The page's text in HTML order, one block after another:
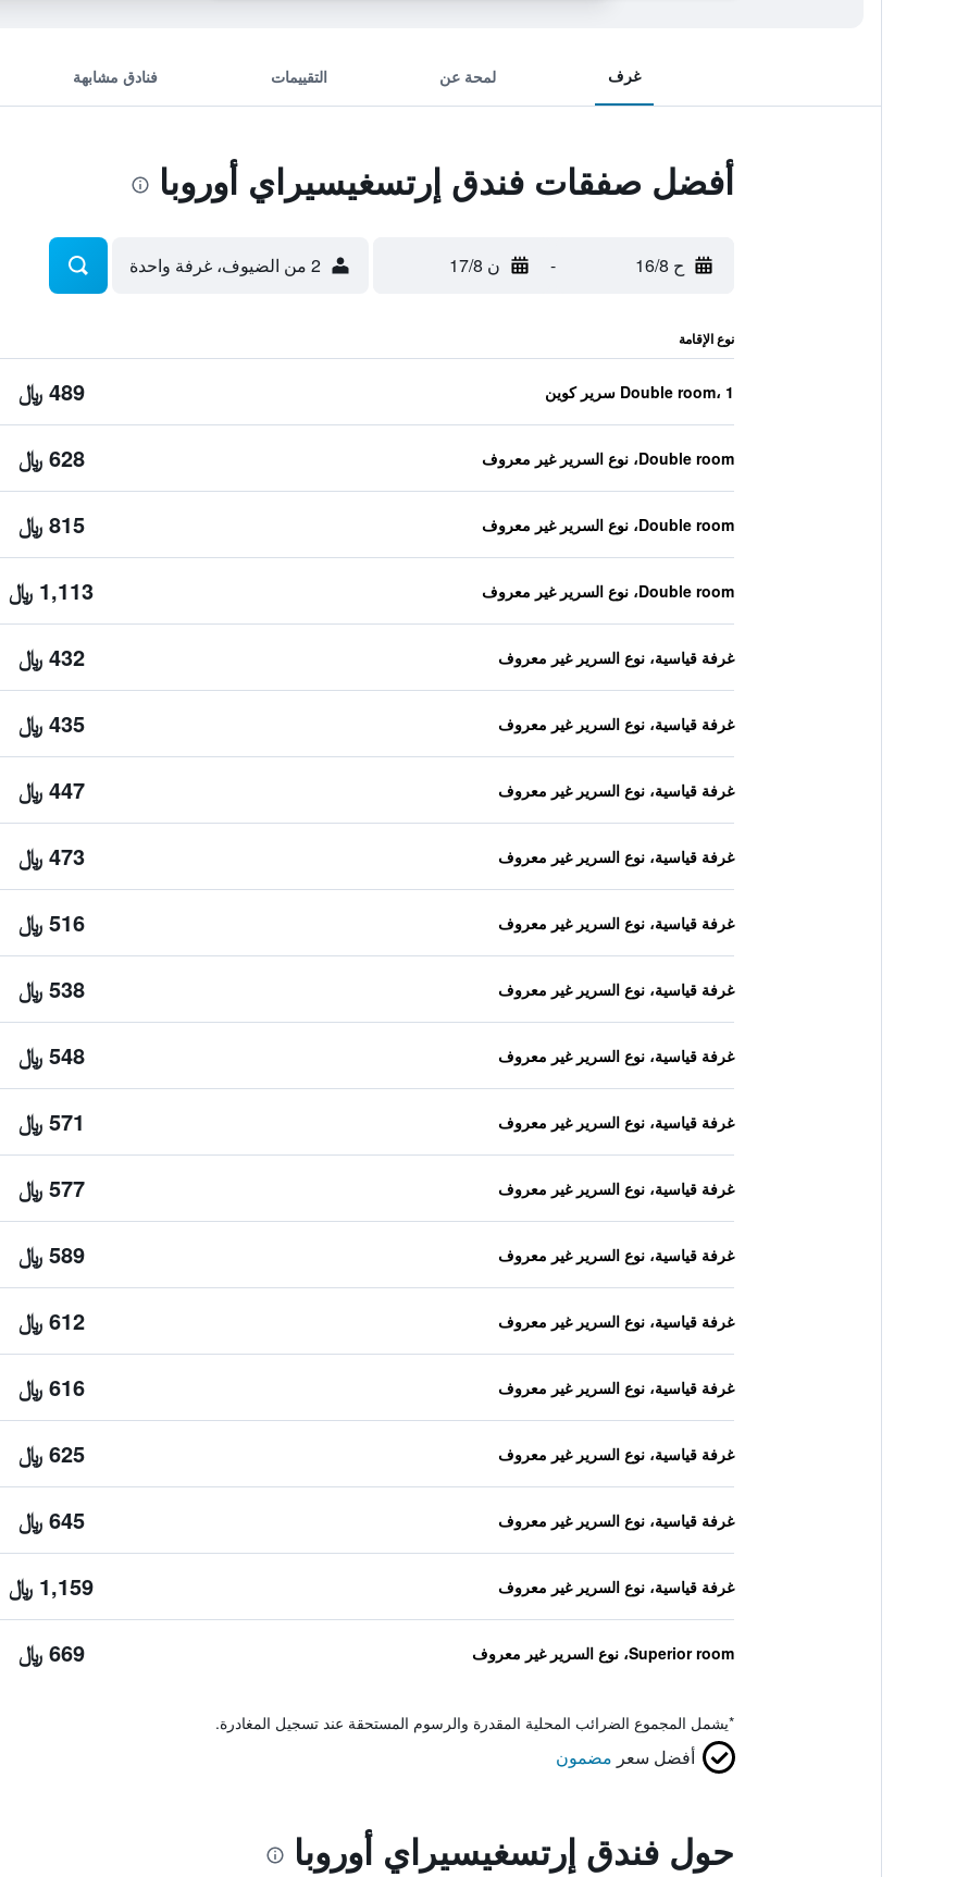
غرف لمحة عن التقييمات فنادق مشابهة
أفضل صفقات فندق إرتسغيسيراي أوروبا
ح 16/8 - ن 17/8 2 من الضيوف، غرفة واحدة
نوع الإقامة
Double room، 1 سرير كوين 489 ﷼
Double room، نوع السرير غير معروف 628 ﷼
Double room، نوع السرير غير معروف 815 ﷼
Double room، نوع السرير غير معروف 1,113 ﷼
غرفة قياسية، نوع السرير غير معروف 432 ﷼
غرفة قياسية، نوع السرير غير معروف 435 ﷼
غرفة قياسية، نوع السرير غير معروف 447 ﷼
غرفة قياسية، نوع السرير غير معروف 473 ﷼
غرفة قياسية، نوع السرير غير معروف 516 ﷼
غرفة قياسية، نوع السرير غير معروف 538 ﷼
غرفة قياسية، نوع السرير غير معروف 548 ﷼
غرفة قياسية، نوع السرير غير معروف 571 ﷼
غرفة قياسية، نوع السرير غير معروف 577 ﷼
غرفة قياسية، نوع السرير غير معروف 589 ﷼
غرفة قياسية، نوع السرير غير معروف 612 ﷼
غرفة قياسية، نوع السرير غير معروف 616 ﷼
غرفة قياسية، نوع السرير غير معروف 625 ﷼
غرفة قياسية، نوع السرير غير معروف 645 ﷼
غرفة قياسية، نوع السرير غير معروف 1,159 ﷼
Superior room، نوع السرير غير معروف 669 ﷼
*يشمل المجموع الضرائب المحلية المقدرة والرسوم المستحقة عند تسجيل المغادرة.
أفضل سعر مضمون
حول فندق إرتسغيسيراي أوروبا